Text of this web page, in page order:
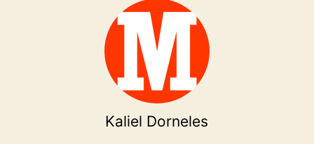
Kaliel Dorneles